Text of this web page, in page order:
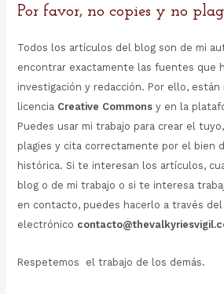
Por favor, no copies y no
Todos los artículos del blog son de mi
encontrar exactamente las fuentes que
investigación y redacción. Por ello, están
licencia Creative Commonsy en la
Puedes usar mi trabajo para crear el
plagies y cita correctamente por el bien
histórica. Si te interesan los artículos,
blog o de mi trabajo o si te interesa
en contacto, puedes hacerlo a través
electrónico
Respetemos el trabajo de los demás.